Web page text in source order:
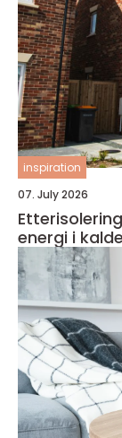
inspiration
07. July 2026
energi i